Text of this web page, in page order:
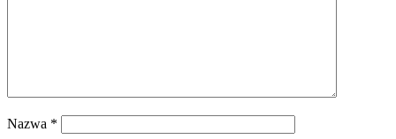
Nazwa *